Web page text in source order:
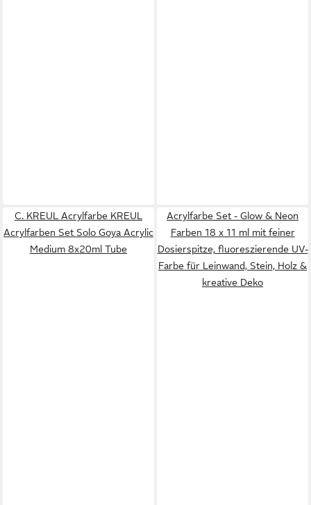
C. KREUL Acrylfarbe KREUL
Acrylfarben Set Solo Goya Acrylic
Medium 8x20ml Tube
Acrylfarbe Set - Glow & Neon
Farben 18 x 11 ml mit feiner
Dosierspitze, fluoreszierende UV-
Farbe für Leinwand, Stein, Holz &
kreative Deko